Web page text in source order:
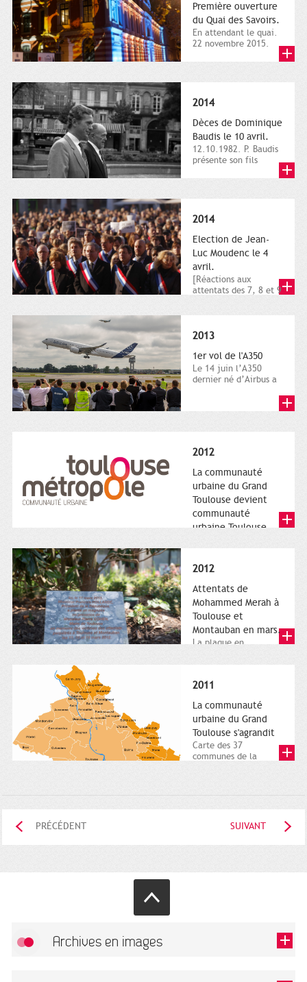
Première ouverture
du Quai des Savoirs.
En attendant le quai.
22 novembre 2015.
2014
Dèces de Dominique
Baudis le 10 avril.
12.10.1982. P. Baudis
présente son fils
2014
Election de Jean-
Luc Moudenc le 4
avril.
[Réactions aux
attentats des 7, 8 et 9
2013
1er vol de l'A350
Le 14 juin l’A350
dernier né d’Airbus a
2012
La communauté
urbaine du Grand
Toulouse devient
communauté
urbaine Toulouse
Métropole,
représentant l'anneau
de Moëbius.
2012
Attentats de
Mohammed Merah à
Toulouse et
Montauban en mars.
La plaque en
Charles-de-Gaulle.
2011
La communauté
urbaine du Grand
Toulouse s'agrandit
Carte des 37
communes de la
PRÉCÉDENT SUIVANT
Archives en images